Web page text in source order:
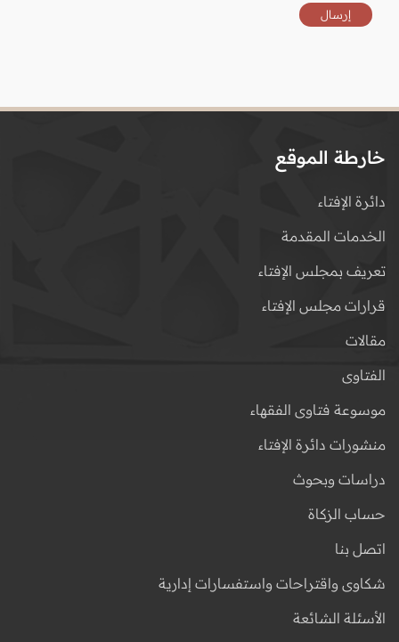
خارطة الموقع
دائرة الإفتاء
الخدمات المقدمة
تعريف بمجلس الإفتاء
قرارات مجلس الإفتاء
مقالات
الفتاوى
موسوعة فتاوى الفقهاء
منشورات دائرة الإفتاء
دراسات وبحوث
حساب الزكاة
اتصل بنا
شكاوى واقتراحات واستفسارات إدارية
الأسئلة الشائعة